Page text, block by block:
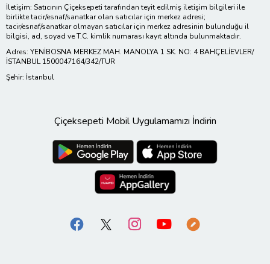
İletişim: Satıcının Çiçeksepeti tarafından teyit edilmiş iletişim bilgileri ile
birlikte tacir/esnaf/sanatkar olan satıcılar için merkez adresi;
tacir/esnaf/sanatkar olmayan satıcılar için merkez adresinin bulunduğu il
bilgisi, ad, soyad ve T.C. kimlik numarası kayıt altında bulunmaktadır.
Adres: YENİBOSNA MERKEZ MAH. MANOLYA 1 SK. NO: 4 BAHÇELİEVLER/
İSTANBUL 1500047164/342/TUR
Şehir: İstanbul
Çiçeksepeti Mobil Uygulamamızı İndirin